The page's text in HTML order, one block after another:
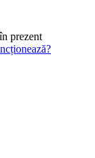
prezent